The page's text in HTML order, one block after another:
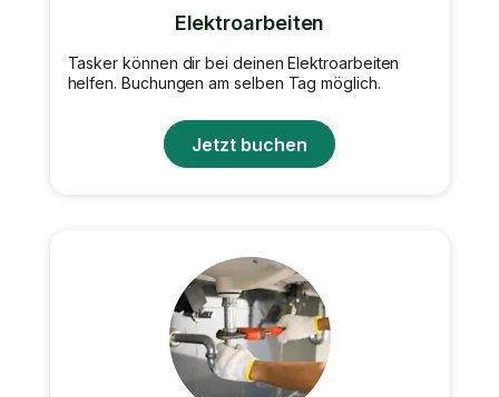
Elektroarbeiten
Tasker können dir bei deinen Elektroarbeiten
helfen. Buchungen am selben Tag möglich.
Jetzt buchen